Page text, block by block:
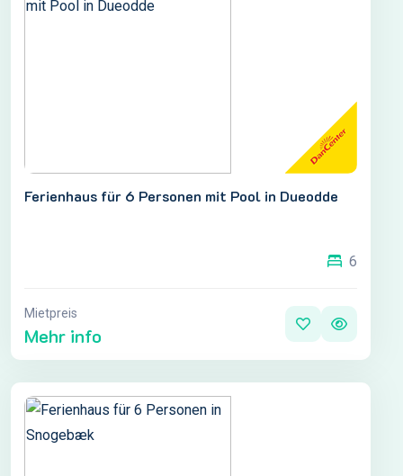
Ferienhaus für 6 Personen mit Pool in Dueodde
6
Mietpreis
Mehr info